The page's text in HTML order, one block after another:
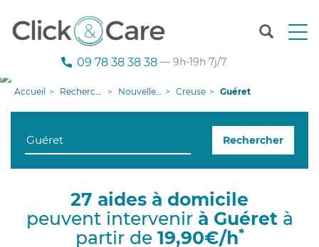
T
n
g
09 78 38 38 38 — 9h-19h 7j/7
Accueil Recherche aide à domicile Nouvelle-Aquitaine Creuse Guéret
Rechercher
27 aides à domicile
peuvent intervenir à Guéretà
partir de 19,90€/h*